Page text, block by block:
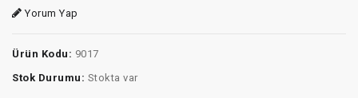
Yorum Yap
Ürün Kodu: 9017
Stok Durumu: Stokta var